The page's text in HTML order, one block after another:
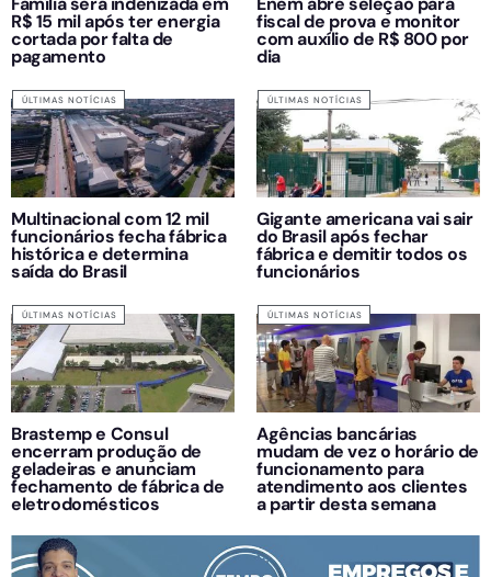
R$ 15 mil após ter energia
cortada por falta de
pagamento
fiscal de prova e monitor
com auxílio de R$ 800 por
dia
ÚLTIMAS NOTÍCIAS
Multinacional com 12 mil
funcionários fecha fábrica
histórica e determina
saída do Brasil
ÚLTIMAS NOTÍCIAS
Gigante americana vai sair
do Brasil após fechar
fábrica e demitir todos os
funcionários
ÚLTIMAS NOTÍCIAS
Brastemp e Consul
encerram produção de
geladeiras e anunciam
fechamento de fábrica de
eletrodomésticos
ÚLTIMAS NOTÍCIAS
Agências bancárias
mudam de vez o horário de
funcionamento para
atendimento aos clientes
a partir desta semana